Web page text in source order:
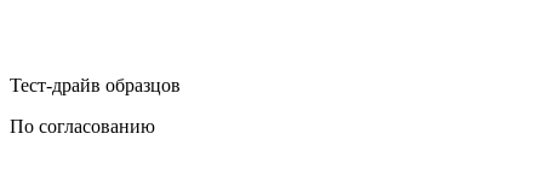
Тест-драйв образцов
По согласованию